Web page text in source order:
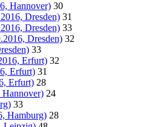
Hannover) 30
Dresden) 31
Dresden) 33
Dresden) 32
33
Erfurt) 32
Erfurt) 31
Erfurt) 28
Hannover) 24
33
Hamburg) 28